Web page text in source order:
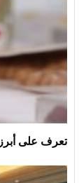
تعرف على أبرز